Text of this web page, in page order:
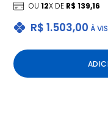
R$ 1.503,00 À
OU12X DE R$ 139,16